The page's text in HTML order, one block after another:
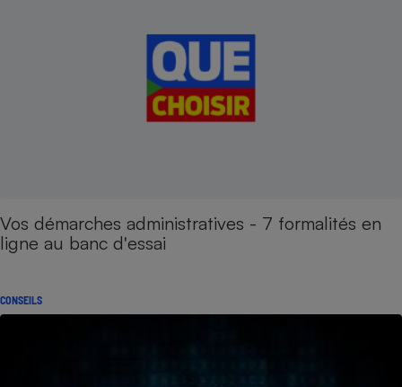
Vos démarches administratives - 7 formalités en
ligne au banc d'essai
CONSEILS